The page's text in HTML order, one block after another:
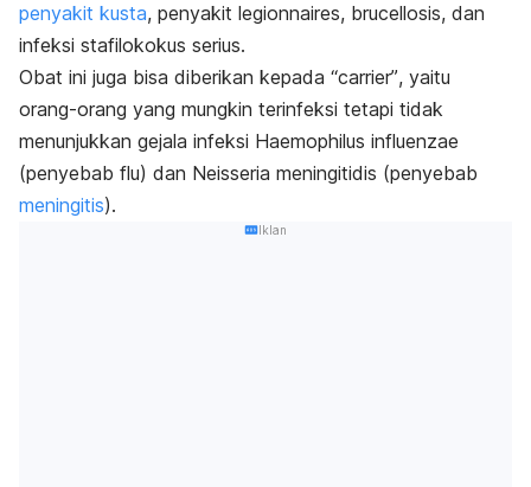
penyakit kusta, penyakit legionnaires, brucellosis, dan
infeksi stafilokokus serius.
Obat ini juga bisa diberikan kepada “carrier”, yaitu
orang-orang yang mungkin terinfeksi tetapi tidak
menunjukkan gejala infeksi Haemophilus influenzae
(penyebab flu) dan Neisseria meningitidis (penyebab
meningitis).
Iklan